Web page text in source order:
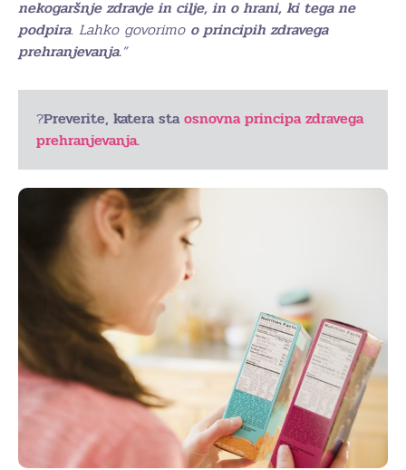
nekogaršnje zdravje in cilje, in o hrani, ki tega ne
podpira. Lahko govorimo o principih zdravega
prehranjevanja.”
?Preverite, katera sta osnovna principa zdravega
prehranjevanja.